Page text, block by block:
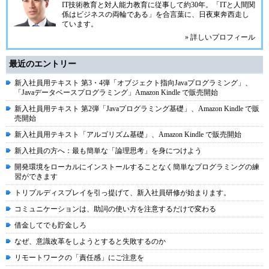
IT技術教育と対人能力教育に従事して約30年。「ITと人間関
係はビジネスの両輪である」を合言葉に、日夜東奔西走し
ています。
» 詳しいプロフィール
最近のエントリー
新入社員用テキスト 第3・4弾「オブジェクト指向Javaプログラミング」、
「Javaデータベースプログラミング」Amazon Kindle で販売開始
新入社員用テキスト 第2弾「Javaプログラミング基礎」、Amazon Kindle で販
売開始
新入社員用テキスト「アルゴリズム基礎」、Amazon Kindle で販売開始
新入社員の方へ：最も簡単な「論理思考」を身につけよう
開発環境をローカルにインストールすることなく簡単なプログラミングの練
習ができます
トリプルディスプレイを引っ提げて、新入社員研修が始まります。
コミュニケーションは、助詞の使い方を注意するだけで変わる
借金してでも貯金しろ
なぜ、意識改革をしようとすると失敗するのか
リモートワークの「責任感」にご注意を